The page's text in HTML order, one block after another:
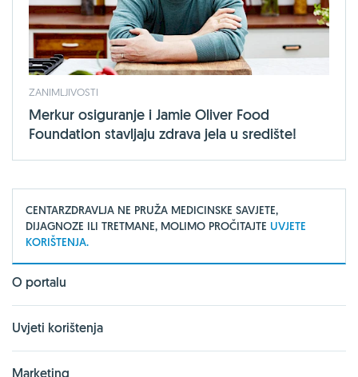
ZANIMLJIVOSTI
Merkur osiguranje i Jamie Oliver Food
Foundation stavljaju zdrava jela u središte!
CENTARZDRAVLJA NE PRUŽA MEDICINSKE SAVJETE,
DIJAGNOZE ILI TRETMANE, MOLIMO PROČITAJTE UVJETE
KORIŠTENJA.
O portalu
Uvjeti korištenja